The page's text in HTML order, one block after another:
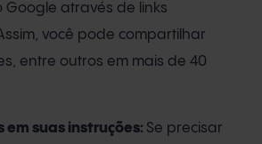
Google através de links
você pode compartilhar
entre outros em mais de 40
em suas instruções: Se precisar